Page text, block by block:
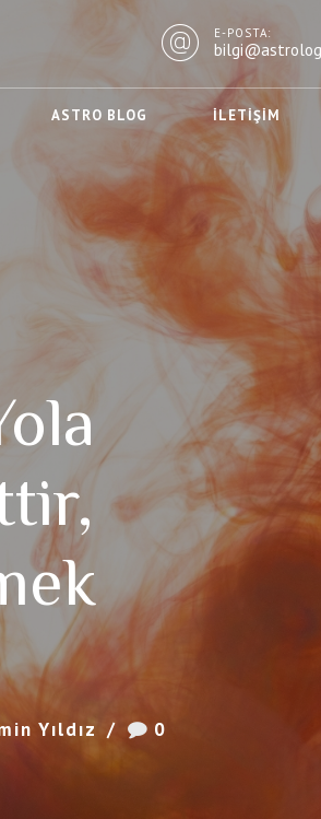
E-POSTA:
ASTRO BLOG İLETIŞIM
Yıldız 0